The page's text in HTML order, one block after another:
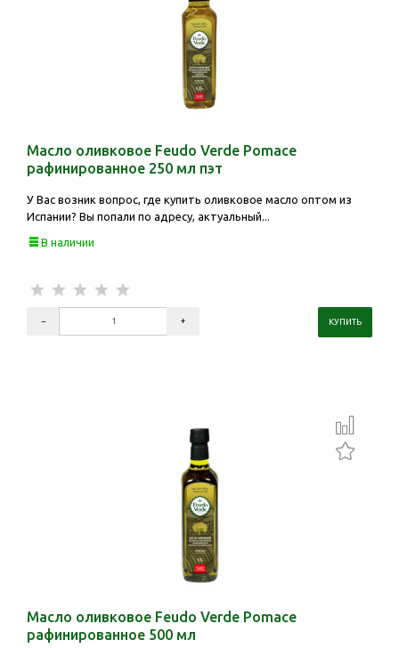
Масло оливковое Feudo Verde Pomace
рафинированное 250 мл пэт
У Вас возник вопрос, где купить оливковое масло оптом из
Испании? Вы попали по адресу, актуальный...
В наличии
Масло оливковое Feudo Verde Pomace
рафинированное 500 мл